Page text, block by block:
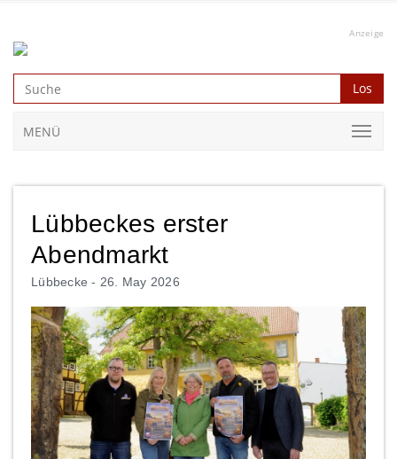
Anzeige
Los
MENÜ
Lübbeckes erster
Abendmarkt
Lübbecke - 26. May 2026